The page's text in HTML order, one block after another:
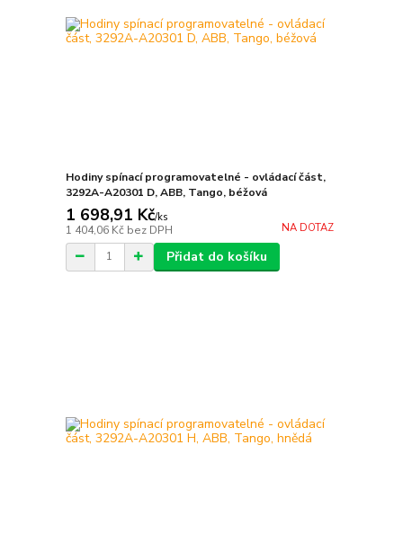
Hodiny spínací programovatelné - ovládací část,
3292A-A20301 D, ABB, Tango, béžová
1 698,91 Kč/ks
1 404,06 Kč bez DPH NA DOTAZ
Přidat do košíku